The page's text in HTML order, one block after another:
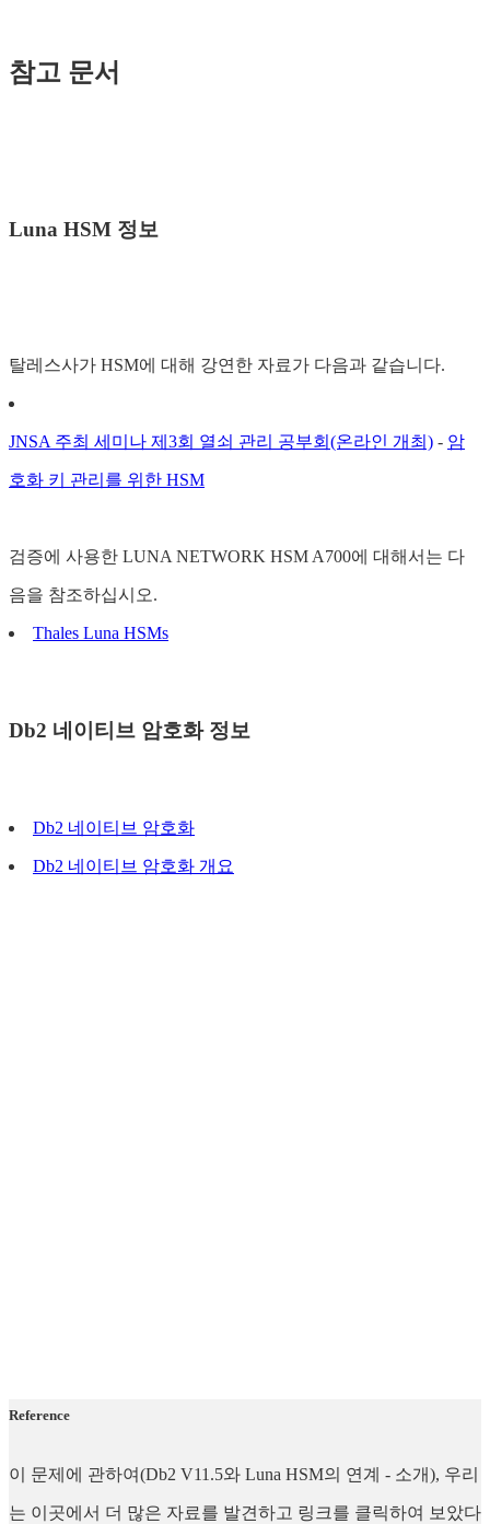
참고 문서
Luna HSM 정보
탈레스사가 HSM에 대해 강연한 자료가 다음과 같습니다.
JNSA 주최 세미나 제3회 열쇠 관리 공부회(온라인 개최) - 암
호화 키 관리를 위한 HSM
검증에 사용한 LUNA NETWORK HSM A700에 대해서는 다
음을 참조하십시오.
Thales Luna HSMs
Db2 네이티브 암호화 정보
Db2 네이티브 암호화
Db2 네이티브 암호화 개요
Reference
이 문제에 관하여(Db2 V11.5와 Luna HSM의 연계 - 소개), 우리
는 이곳에서 더 많은 자료를 발견하고 링크를 클릭하여 보았다